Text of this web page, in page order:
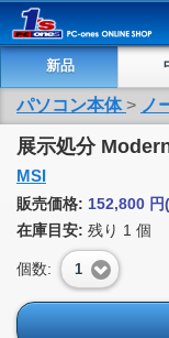
新品
パソコン本体 > ノ
展示処分
MSI
販売価格: 152,800 円
在庫目安: 残り 1 個
個数: 1